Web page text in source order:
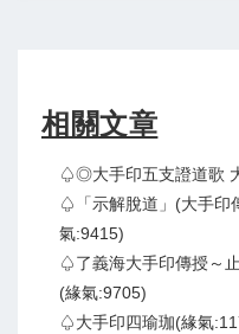
相關文章
♤◎大手印五支證道歌
♤「示解脫道」(大手印
氣:9415)
♤了義海大手印傳授～
(緣氣:9705)
♤大手印四瑜珈(緣氣